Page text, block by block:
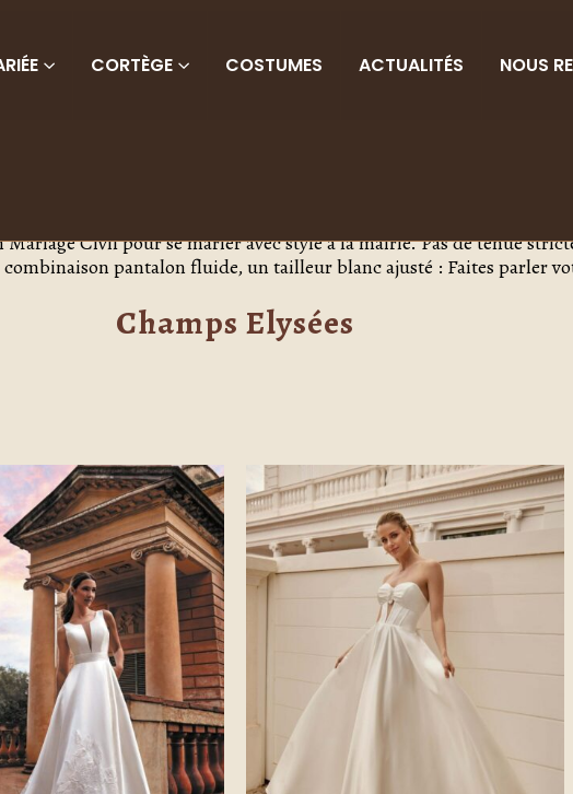
CORTÈGE COSTUMES ACTUALITÉS NOUS
Civil pour se marier avec style à la mairie. Pas de tenue
pantalon fluide, un tailleur blanc ajusté : Faites parler
Champs Elysées